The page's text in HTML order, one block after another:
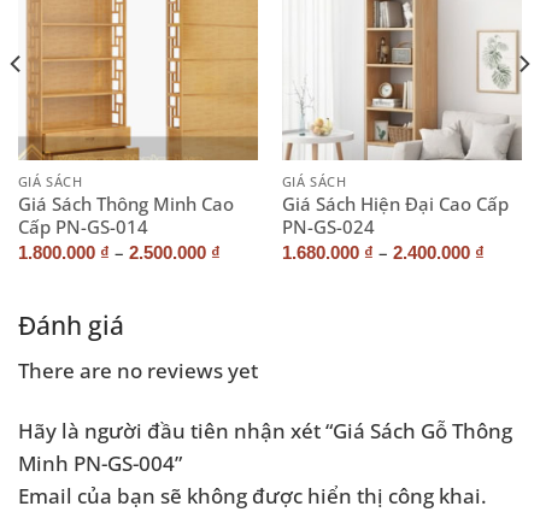
GIÁ SÁCH
Giá Sách Thông Minh Cao
Cấp PN-GS-014
1.800.000 ₫ – 2.500.000 ₫
GIÁ SÁCH
Giá Sách Hiện Đại Cao Cấp
PN-GS-024
1.680.000 ₫ – 2.400.000 ₫
Đánh giá
There are no reviews yet
Hãy là người đầu tiên nhận xét “Giá Sách Gỗ Thông
Minh PN-GS-004”
Email của bạn sẽ không được hiển thị công khai.